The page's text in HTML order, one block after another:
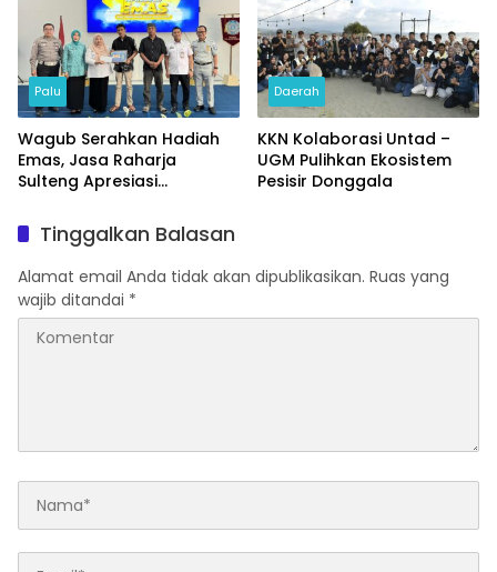
Palu
Wagub Serahkan Hadiah
Emas, Jasa Raharja
Sulteng Apresiasi
Daerah
KKN Kolaborasi Untad –
UGM Pulihkan Ekosistem
Pesisir Donggala
Tinggalkan Balasan
Alamat email Anda tidak akan dipublikasikan. Ruas yang
wajib ditandai *